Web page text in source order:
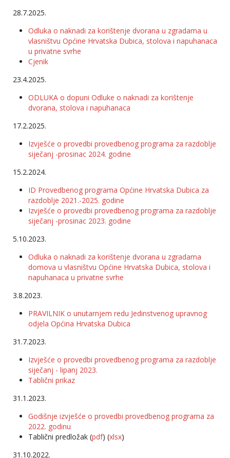
28.7.2025.
Odluka o naknadi za korištenje dvorana u zgradama u
vlasništvu Općine Hrvatska Dubica, stolova i napuhanaca
u privatne svrhe
Cjenik
23.4.2025.
ODLUKA o dopuni Odluke o naknadi za korištenje
dvorana, stolova i napuhanaca
17.2.2025.
Izvješće o provedbi provedbenog programa za razdoblje
siječanj -prosinac 2024. godine
15.2.2024.
ID Provedbenog programa Općine Hrvatska Dubica za
razdoblje 2021.-2025. godine
Izvješće o provedbi provedbenog programa za razdoblje
siječanj -prosinac 2023. godine
5.10.2023.
Odluka o naknadi za korištenje dvorana u zgradama
domova u vlasništvu Općine Hrvatska Dubica, stolova i
napuhanaca u privatne svrhe
3.8.2023.
PRAVILNIK o unutarnjem redu Jedinstvenog upravnog
odjela Općina Hrvatska Dubica
31.7.2023.
Izvješće o provedbi provedbenog programa za razdoblje
siječanj - lipanj 2023.
Tablični prikaz
31.1.2023.
Godišnje izvješće o provedbi provedbenog programa za
2022. godinu
Tablični predložak (pdf) (xlsx)
31.10.2022.